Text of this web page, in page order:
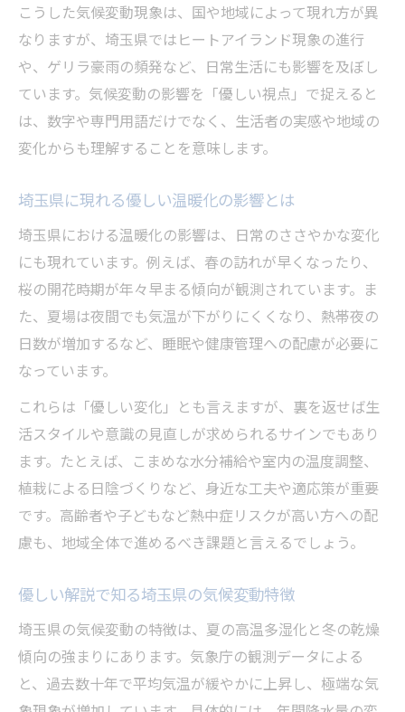
気候変動と北極海氷減少の深い関係性
優しい説明でわかる気候変動と海氷減少の
関係
埼玉県から考える優しい北極海氷の減少要
因
少
気候変動がもたらす優しい海氷減少のメカ
ニズム
優しい分析で理解する地球規模の影響連鎖
優しい視点で読み解く温暖化の進行
優しい解釈で知る温暖化の進行パターン
埼玉県の優しい視点で温暖化の影響を学ぶ
優しい説明で理解する温暖化の仕組みと変
化
温暖化の進行がもたらす優しい暮らしへの
影響
優しい目線で追う温暖化の最新動向
優しい解説で理解する内陸性気候の特徴
埼玉県の優しい気候に合った適応策を考え
る
優しい視点で提案する内陸性気候への対策
こうした気候変動現象は、国や地域によって現れ方が異
なりますが、埼玉県ではヒートアイランド現象の進行
や、ゲリラ豪雨の頻発など、日常生活にも影響を及ぼし
ています。気候変動の影響を「優しい視点」で捉えると
は、数字や専門用語だけでなく、生活者の実感や地域の
変化からも理解することを意味します。
埼玉県に現れる優しい温暖化の影響とは
埼玉県における温暖化の影響は、日常のささやかな変化
にも現れています。例えば、春の訪れが早くなったり、
桜の開花時期が年々早まる傾向が観測されています。ま
た、夏場は夜間でも気温が下がりにくくなり、熱帯夜の
日数が増加するなど、睡眠や健康管理への配慮が必要に
なっています。
これらは「優しい変化」とも言えますが、裏を返せば生
活スタイルや意識の見直しが求められるサインでもあり
ます。たとえば、こまめな水分補給や室内の温度調整、
植栽による日陰づくりなど、身近な工夫や適応策が重要
です。高齢者や子どもなど熱中症リスクが高い方への配
慮も、地域全体で進めるべき課題と言えるでしょう。
優しい解説で知る埼玉県の気候変動特徴
埼玉県の気候変動の特徴は、夏の高温多湿化と冬の乾燥
傾向の強まりにあります。気象庁の観測データによる
と、過去数十年で平均気温が緩やかに上昇し、極端な気